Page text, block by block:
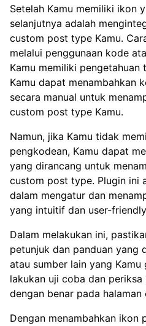
Setelah Kamu memiliki ikon
selanjutnya adalah
custom post type Kamu.
melalui penggunaan kode
Kamu memiliki pengetahuan
Kamu dapat menambahkan
secara manual untuk
custom post type Kamu.
Namun, jika Kamu tidak
pengkodean, Kamu dapat
yang dirancang untuk
custom post type. Plugin ini
dalam mengatur dan
yang intuitif dan user-
Dalam melakukan ini,
petunjuk dan panduan yang
atau sumber lain yang Kamu
lakukan uji coba dan
dengan benar pada
Dengan menambahkan